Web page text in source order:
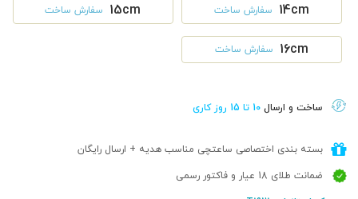
14cm سفارش ساخت 15cm سفارش ساخت
16cm سفارش ساخت
ساخت و ارسال 10 تا 15 روز کاری
بسته بندی اختصاصی ساعتچی مناسب هدیه + ارسال رایگان
ضمانت طلای 18 عیار و فاکتور رسمی